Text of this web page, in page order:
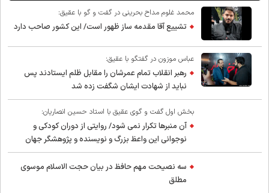
محمد غلوم مداح بحرینی در گفت و گو با عقیق:
تشییع آقا مقدمه ساز ظهور است/ این کشور صاحب دارد
عباس موزون در گفتگو با عقیق:
رهبر انقلاب تمام عمرشان را مقابل ظلم ایستادند پس
نباید از شهادت ایشان شگفت زده شد
بخش اول گفت و گوی عقیق با استاد حسین انصاریان:
آن منبرها تکرار نمی شود/ روایتی از دوران کودکی و
نوجوانی این واعظ بزرگ و نویسنده و پژوهشگر جهان
اسلام
سه نصیحت مهم حافظ در بیان حجت الاسلام موسوی
مطلق